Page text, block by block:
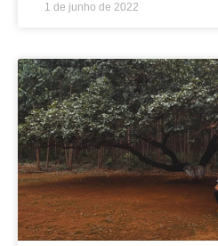
1 de junho de 2022